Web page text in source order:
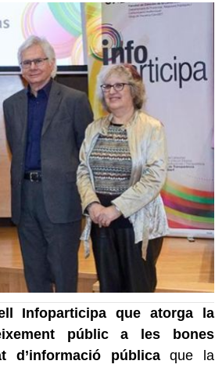
Infoparticipa que atorga la
públic a les bones
públicaque la